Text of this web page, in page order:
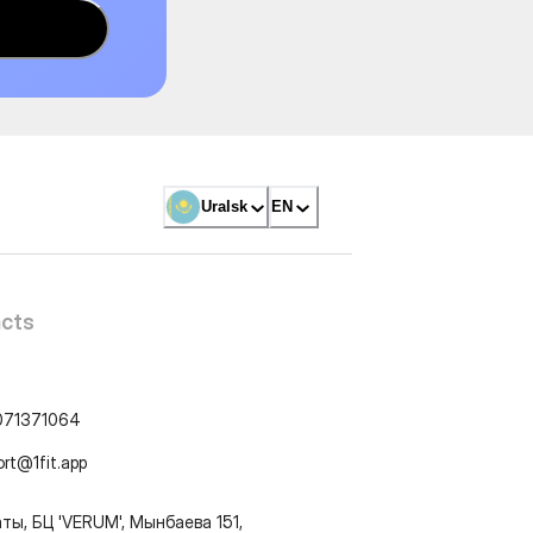
Uralsk EN
БЦ 'VERUM', Мынбаева 151,